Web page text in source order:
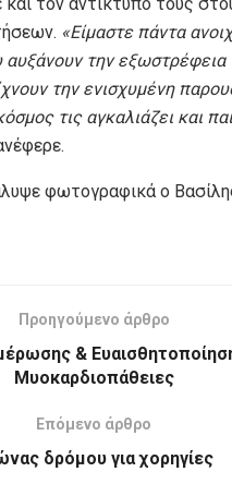
«Είμαστε πάντα
την εξωστρέφεια
την ενισχυμένη
τις αγκαλιάζει και
φωτογραφικά ο
Προηγούμενο άρθρο
&
Μυοκαρδιοπάθειες
Επόμενο άρθρο
δρόμου για χορηγίες